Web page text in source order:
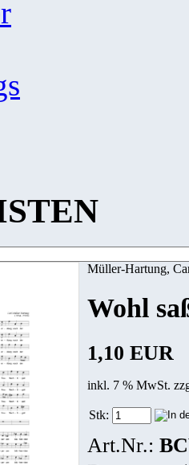
Müller-Hartung,
Wohl
1,10 EUR
inkl. 7 % MwSt.
Stk:
Art.Nr.: